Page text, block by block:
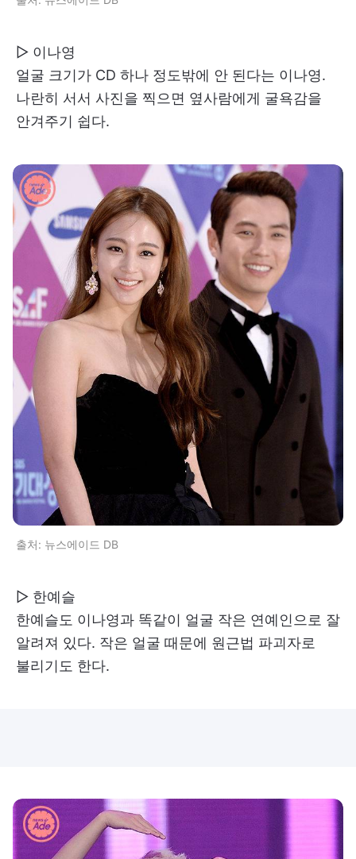
▷ 이나영
얼굴 크기가 CD 하나 정도밖에 안 된다는 이나영.
나란히 서서 사진을 찍으면 옆사람에게 굴욕감을
안겨주기 쉽다.
출처: 뉴스에이드 DB
▷ 한예슬
한예슬도 이나영과 똑같이 얼굴 작은 연예인으로 잘
알려져 있다. 작은 얼굴 때문에 원근법 파괴자로
불리기도 한다.